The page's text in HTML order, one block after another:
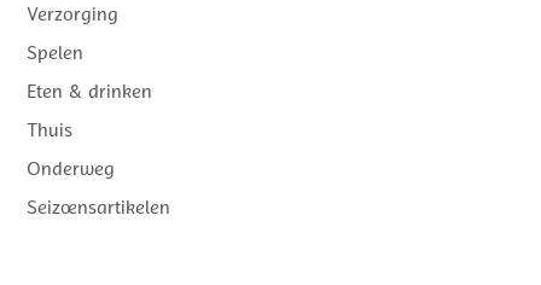
Verzorging
Spelen
Eten & drinken
Thuis
Onderweg
Seizoensartikelen